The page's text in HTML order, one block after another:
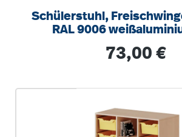
Schülerstuhl,
RAL 9006
Regulärer Preis:
73,00 €